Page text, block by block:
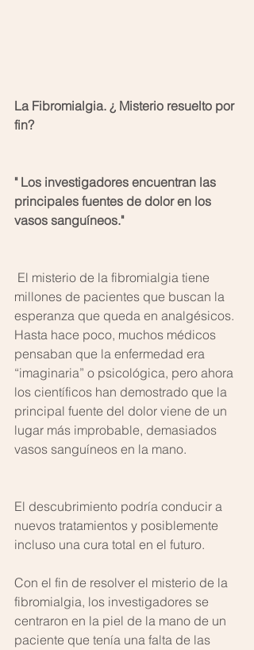
La Fibromialgia. ¿ Misterio resuelto por
fin?
" Los investigadores encuentran las
principales fuentes de dolor en los
vasos sanguíneos."
millones de pacientes que buscan la
esperanza que queda en analgésicos.
Hasta hace poco, muchos médicos
pensaban que la enfermedad era
“imaginaria” o psicológica, pero ahora
los científicos han demostrado que la
principal fuente del dolor viene de un
lugar más improbable, demasiados
vasos sanguíneos en la mano.
El descubrimiento podría conducir a
nuevos tratamientos y posiblemente
incluso una cura total en el futuro.
Con el fin de resolver el misterio de la
fibromialgia, los investigadores se
centraron en la piel de la mano de un
paciente que tenía una falta de las